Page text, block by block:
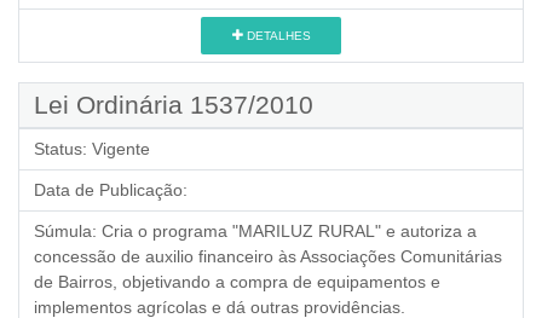
DETALHES
Lei Ordinária 1537/2010
Status: Vigente
Data de Publicação:
Súmula: Cria o programa "MARILUZ RURAL" e autoriza a
concessão de auxilio financeiro às Associações Comunitárias
de Bairros, objetivando a compra de equipamentos e
implementos agrícolas e dá outras providências.